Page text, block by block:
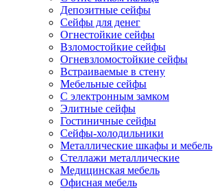
Депозитные сейфы
Сейфы для денег
Огнестойкие сейфы
Взломостойкие сейфы
Огневзломостойкие сейфы
Встраиваемые в стену
Мебельные сейфы
С электронным замком
Элитные сейфы
Гостиничные сейфы
Сейфы-холодильники
Металлические шкафы и мебель
Стеллажи металлические
Медицинская мебель
Офисная мебель